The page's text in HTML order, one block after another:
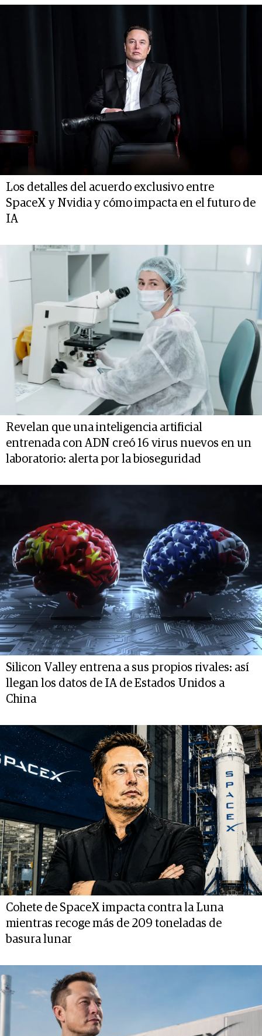
Los detalles del acuerdo exclusivo entre
SpaceX y Nvidia y cómo impacta en el futuro de
IA
Revelan que una inteligencia artificial
entrenada con ADN creó 16 virus nuevos en un
laboratorio: alerta por la bioseguridad
Silicon Valley entrena a sus propios rivales: así
llegan los datos de IA de Estados Unidos a
China
Cohete de SpaceX impacta contra la Luna
mientras recoge más de 209 toneladas de
basura lunar